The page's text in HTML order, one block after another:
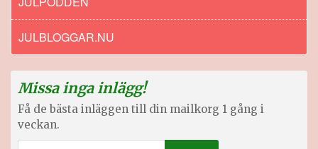
JULBLOGGAR.NU
Missa inga inlägg!
Få de bästa inläggen till din mailkorg 1 gång i
veckan.